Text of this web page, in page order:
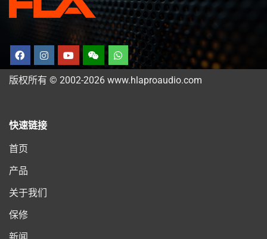
版权所有 © 2002-2026 www.hlaproaudio.com
快速链接
首页
产品
关于我们
保修